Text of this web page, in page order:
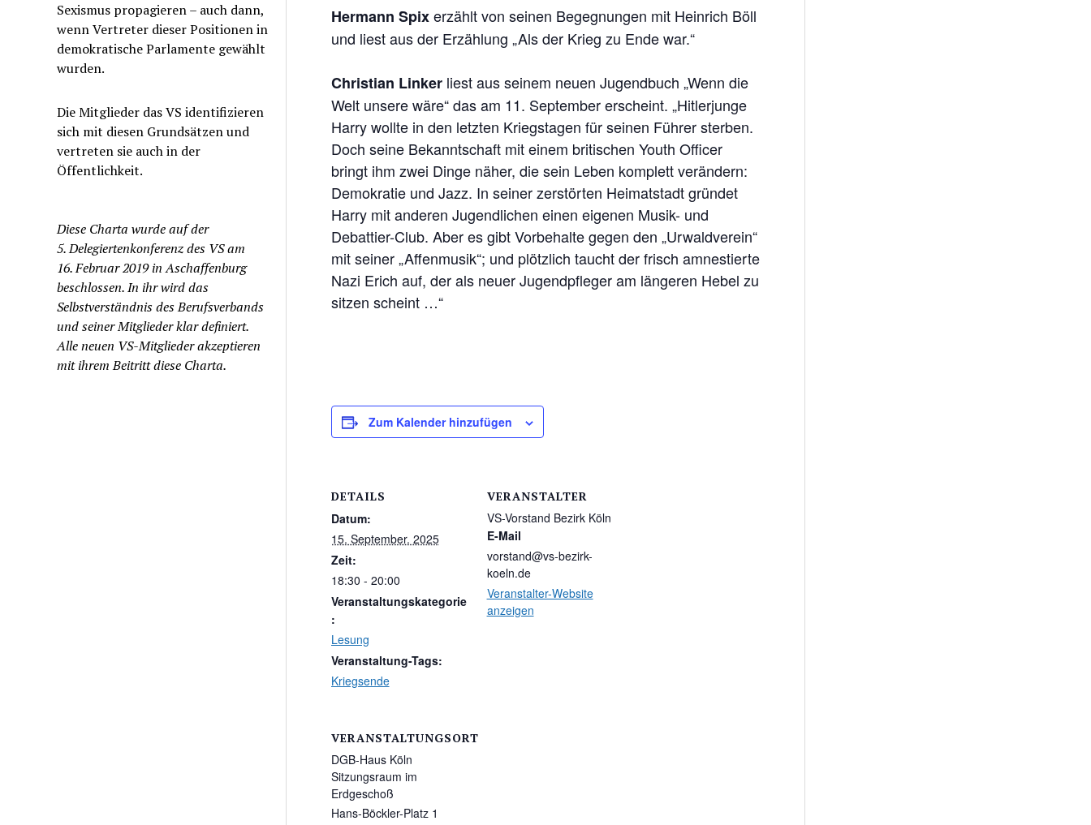
Sexismus propagieren – auch dann,
wenn Vertreter dieser Positionen in
demokratische Parlamente gewählt
wurden.
Die Mitglieder das VS identifizieren
sich mit diesen Grundsätzen und
vertreten sie auch in der
Öffentlichkeit.
Diese Charta wurde auf der
5. Delegiertenkonferenz des VS am
16. Februar 2019 in Aschaffenburg
beschlossen. In ihr wird das
Selbstverständnis des Berufsverbands
und seiner Mitglieder klar definiert.
Alle neuen VS-Mitglieder akzeptieren
mit ihrem Beitritt diese Charta.
Hermann Spixerzählt von seinen Begegnungen mit Heinrich Böll
und liest aus der Erzählung „Als der Krieg zu Ende war.“
Christian Linkerliest aus seinem neuen Jugendbuch „Wenn die
Welt unsere wäre“ das am 11. September erscheint. „Hitlerjunge
Harry wollte in den letzten Kriegstagen für seinen Führer sterben.
Doch seine Bekanntschaft mit einem britischen Youth Officer
bringt ihm zwei Dinge näher, die sein Leben komplett verändern:
Demokratie und Jazz. In seiner zerstörten Heimatstadt gründet
Harry mit anderen Jugendlichen einen eigenen Musik- und
Debattier-Club. Aber es gibt Vorbehalte gegen den „Urwaldverein“
mit seiner „Affenmusik“; und plötzlich taucht der frisch amnestierte
Nazi Erich auf, der als neuer Jugendpfleger am längeren Hebel zu
sitzen scheint …“
Zum Kalender hinzufügen
DETAILS
Datum:
15. September. 2025
Zeit:
18:30 - 20:00
Veranstaltungskategorie
:
Lesung
Veranstaltung-Tags:
Kriegsende
VERANSTALTER
VS-Vorstand Bezirk Köln
E-Mail
vorstand@vs-bezirk-
koeln.de
Veranstalter-Website
anzeigen
VERANSTALTUNGSORT
DGB-Haus Köln
Sitzungsraum im
Erdgeschoß
Hans-Böckler-Platz 1